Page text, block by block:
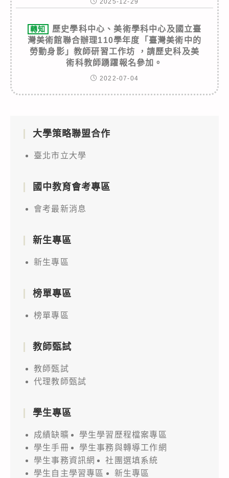
轉知
歷史學科中心、美術學科中心及國立臺
灣美術館聯合辦理110學年度「臺灣美術中的
勞動身影」教師研習工作坊 ，請歷史科及美
術科教師踴躍報名參加。
2022-07-04
大學策略聯盟合作
臺北市立大學
國中教育會考專區
會考最新消息
新生專區
新生專區
榜單專區
榜單專區
教師甄試
教師甄試
代理教師甄試
學生專區
成績缺曠
學生學習歷程檔案專區
學生手冊
學生事務與轉導工作網
學生事務資訊網
社團選填系統
學生自主學習專區
新生專區